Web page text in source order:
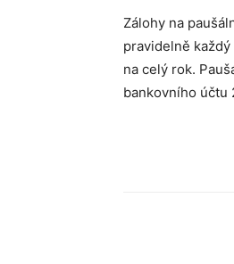
Zálohy na
pravidelně
na celý rok.
bankovního účtu